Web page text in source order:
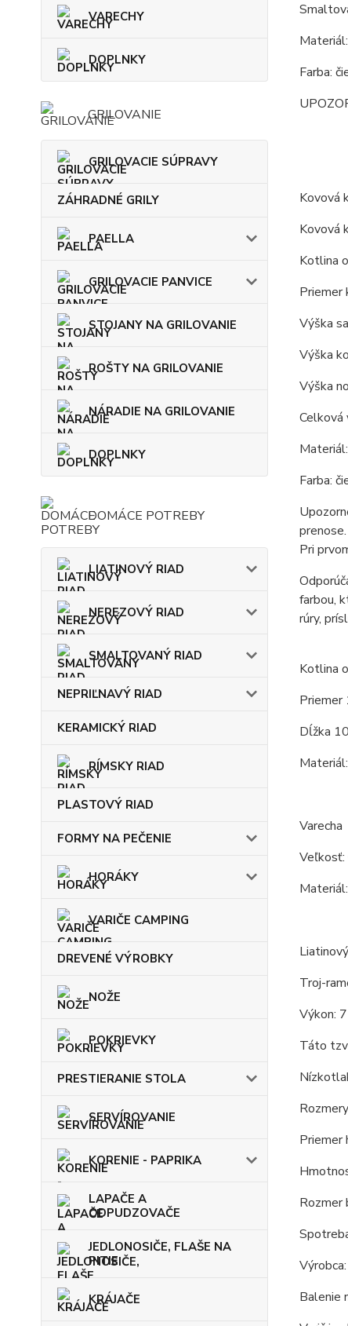
VARECHY
DOPLNKY
GRILOVANIE
GRILOVACIE SÚPRAVY
ZÁHRADNÉ GRILY
PAELLA
GRILOVACIE PANVICE
STOJANY NA GRILOVANIE
ROŠTY NA GRILOVANIE
NÁRADIE NA GRILOVANIE
DOPLNKY
DOMÁCE POTREBY
LIATINOVÝ RIAD
NEREZOVÝ RIAD
SMALTOVANÝ RIAD
NEPRIĽNAVÝ RIAD
KERAMICKÝ RIAD
RÍMSKY RIAD
PLASTOVÝ RIAD
FORMY NA PEČENIE
HORÁKY
VARIČE CAMPING
DREVENÉ VÝROBKY
NOŽE
POKRIEVKY
PRESTIERANIE STOLA
SERVÍROVANIE
KORENIE - PAPRIKA
LAPAČE A
ODPUDZOVAČE
JEDLONOSIČE, FLAŠE NA
PITIE
KRÁJAČE
Farba:
Kovová
Kovová
Kotlina
Priemer
Výška
Výška
Výška
Celková
Farba:
prenose.
Pri
farbou,
rúry,
Kotlina
Priemer
Dĺžka
Varecha
Veľkosť:
Troj-
Výkon:
Táto
Priemer
Rozmer
Balenie